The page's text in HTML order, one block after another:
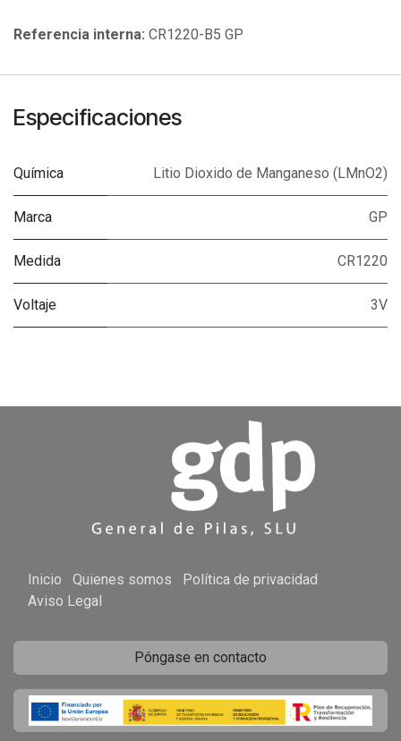
Referencia interna: CR1220-B5 GP
Especificaciones
Química Litio Dioxido de Manganeso (LMnO2)
Marca GP
Medida CR1220
Voltaje 3V
Inicio Quienes somos
Política de privacidad
Aviso Legal
Póngase en contacto